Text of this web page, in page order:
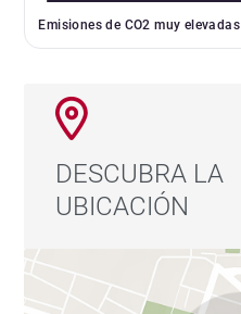
Emisiones de CO2 muy elevadas
DESCUBRA LA
UBICACIÓN